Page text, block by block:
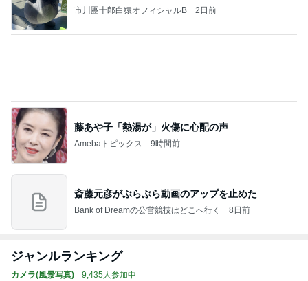
市川團十郎白猿オフィシャルB 2日前
藤あや子「熱湯が」火傷に心配の声
Amebaトピックス 9時間前
斎藤元彦がぶらぶら動画のアップを止めた
Bank of Dreamの公営競技はどこへ行く 8日前
ジャンルランキング
カメラ(風景写真) 9,435人参加中